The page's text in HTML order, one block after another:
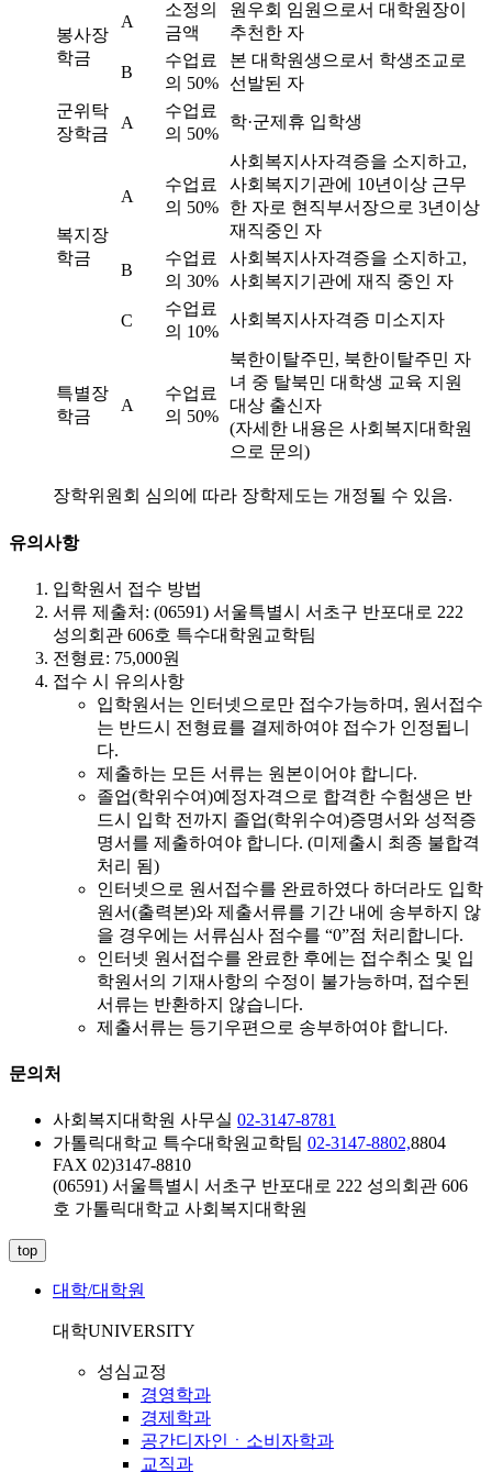
봉사장
학금
A
소정의
금액
원우회 임원으로서 대학원장이
추천한 자
B
수업료
의 50%
본 대학원생으로서 학생조교로
선발된 자
군위탁
장학금
A
수업료
의 50%
학·군제휴 입학생
복지장
학금
A
수업료
의 50%
사회복지사자격증을 소지하고,
사회복지기관에 10년이상 근무
한 자로 현직부서장으로 3년이상
재직중인 자
B
수업료
의 30%
사회복지사자격증을 소지하고,
사회복지기관에 재직 중인 자
C
수업료
의 10%
사회복지사자격증 미소지자
특별장
학금
A
수업료
의 50%
북한이탈주민, 북한이탈주민 자
녀 중 탈북민 대학생 교육 지원
대상 출신자
(자세한 내용은 사회복지대학원
으로 문의)
장학위원회 심의에 따라 장학제도는 개정될 수 있음.
유의사항
입학원서 접수 방법
서류 제출처: (06591) 서울특별시 서초구 반포대로 222
성의회관 606호 특수대학원교학팀
전형료: 75,000원
접수 시 유의사항
입학원서는 인터넷으로만 접수가능하며, 원서접수
는 반드시 전형료를 결제하여야 접수가 인정됩니
다.
제출하는 모든 서류는 원본이어야 합니다.
졸업(학위수여)예정자격으로 합격한 수험생은 반
드시 입학 전까지 졸업(학위수여)증명서와 성적증
명서를 제출하여야 합니다. (미제출시 최종 불합격
처리 됨)
인터넷으로 원서접수를 완료하였다 하더라도 입학
원서(출력본)와 제출서류를 기간 내에 송부하지 않
을 경우에는 서류심사 점수를 “0”점 처리합니다.
인터넷 원서접수를 완료한 후에는 접수취소 및 입
학원서의 기재사항의 수정이 불가능하며, 접수된
서류는 반환하지 않습니다.
제출서류는 등기우편으로 송부하여야 합니다.
문의처
사회복지대학원 사무실 02-3147-8781
가톨릭대학교 특수대학원교학팀 02-3147-8802,8804
FAX 02)3147-8810
(06591) 서울특별시 서초구 반포대로 222 성의회관 606
호 가톨릭대학교 사회복지대학원
top
대학/대학원
대학UNIVERSITY
성심교정
경영학과
경제학과
공간디자인ㆍ소비자학과
교직과